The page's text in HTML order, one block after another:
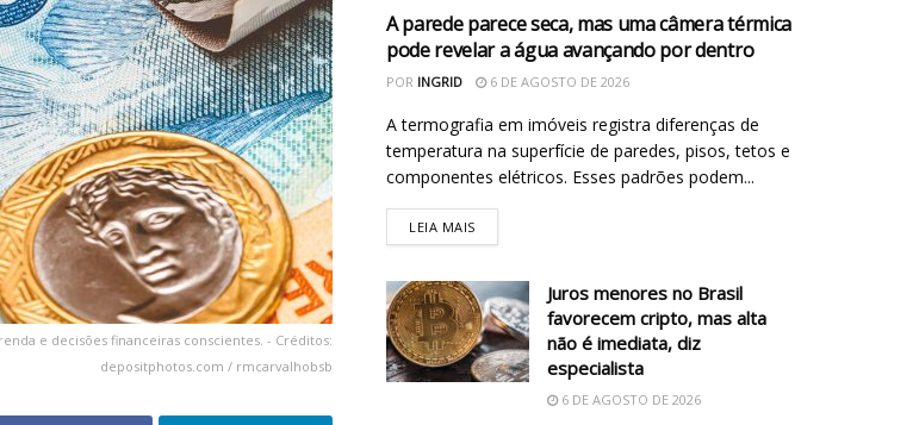
e decisões financeiras conscientes. - Créditos:
depositphotos.com / rmcarvalhobsb
A parede parece seca, mas uma câmera térmica
pode revelar a água avançando por dentro
POR INGRID 6 DE AGOSTO DE 2026
A termografia em imóveis registra diferenças de
temperatura na superfície de paredes, pisos, tetos e
componentes elétricos. Esses padrões podem...
LEIA MAIS
Juros menores no Brasil
favorecem cripto, mas alta
não é imediata, diz
especialista
6 DE AGOSTO DE 2026